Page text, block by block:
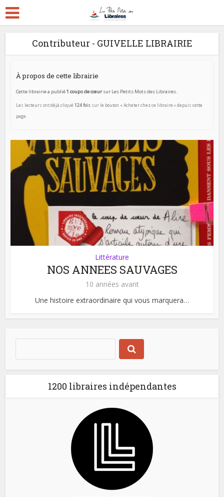
Contributeur - GUIVELLE LIBRAIRIE
À propos de cette librairie
Cette librairie a publié1 coups de cœursur Les Petits Mots des Libraires.
Les lecteurs ont déjà cliqué124 fois sur le bouton « Acheter chez ce libraire » depuis cette
page.
Littérature
NOS ANNEES SAUVAGES
10 années avant
Une histoire extraordinaire qui vous marquera…
1200 libraires indépendantes